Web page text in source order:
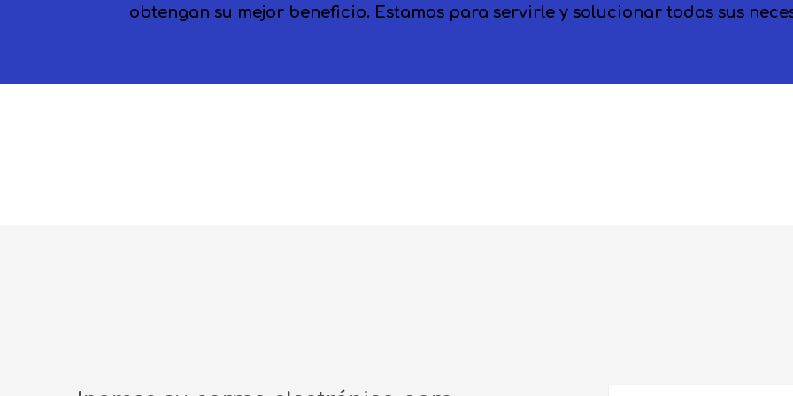
obtengan su mejor beneficio. Estamos para servirle y solucionar todas sus